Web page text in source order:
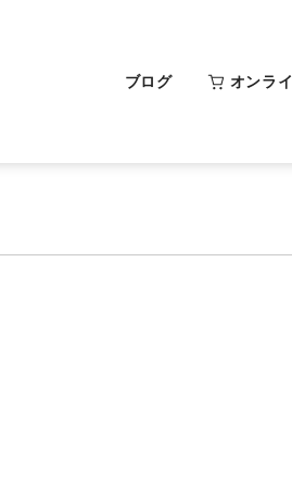
ブログ オンラ